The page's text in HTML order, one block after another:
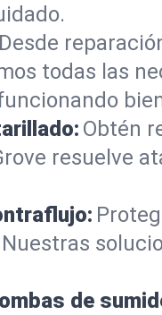
Desde
todas las
Obtén
resuelve
de